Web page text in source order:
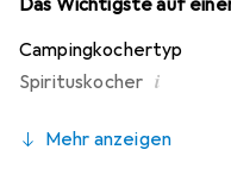
Das Wichtigste auf
Campingkochertyp
Spirituskocher i
Mehr anzeigen